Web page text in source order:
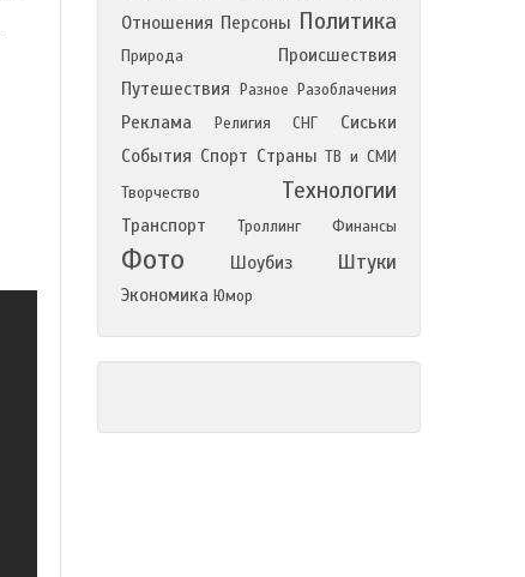
Отношения Персоны Политика
Природа
Происшествия
Путешествия
Разное Разоблачения
Реклама Религия СНГ
Сиськи
События Спорт Страны ТВ и СМИ
Творчество
Технологии
Транспорт Троллинг Финансы
Фото Шоубиз Штуки
Экономика Юмор